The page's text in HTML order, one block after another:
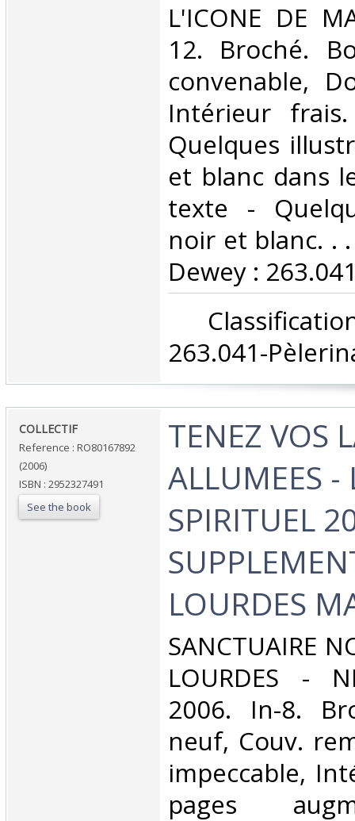
‎L'ICONE DE
12. Broché.
convenable,
Intérieur
Quelques
et blanc dans
texte -
noir et blanc. .
Dewey :
263.041-
‎COLLECTIF‎
Reference : RO80167892
(2006)
ISBN : 2952327491
See the book
‎TENEZ VOS
ALLUMEES -
SPIRITUEL
LOURDES
‎SANCTUAIRE
LOURDES -
2006. In-8.
neuf, Couv.
impeccable,
pages